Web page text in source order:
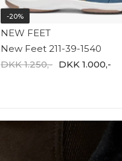
-20%
NEW FEET
New Feet 211-39-1540
DKK 1.250,- DKK 1.000,-